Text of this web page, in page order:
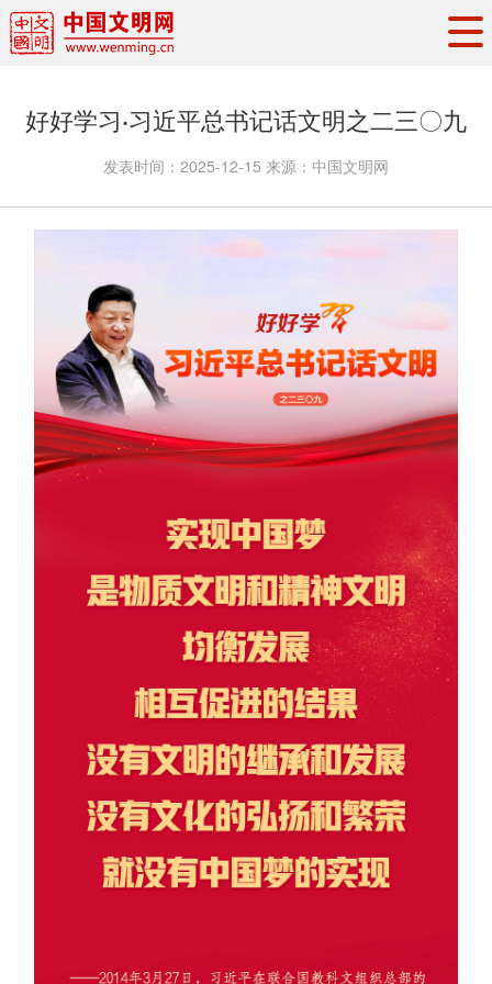
权威发布
资讯联播
地方交流
文明培育
文明实践
文明创建
文明之光
文明影音 文明矩阵
好好学习·习近平总书记话文明之二三〇九
发表时间： 2025-12-15 来源： 中国文明网